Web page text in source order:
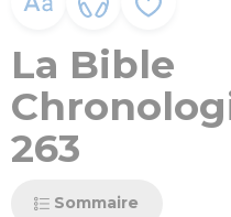
La Bible
263
Sommaire